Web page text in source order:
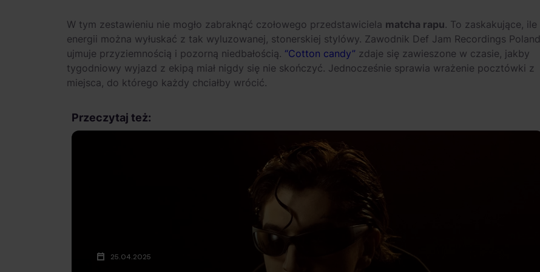
W tym zestawieniu nie mogło zabraknąć czołowego przedstawiciela matcha rapu. To zaskakujące, ile
energii można wyłuskać z tak wyluzowanej, stonerskiej stylówy. Zawodnik Def Jam Recordings Poland
ujmuje przyziemnością i pozorną niedbałością. “Cotton candy” zdaje się zawieszone w czasie, jakby
tygodniowy wyjazd z ekipą miał nigdy się nie skończyć. Jednocześnie sprawia wrażenie pocztówki z
miejsca, do którego każdy chciałby wrócić.
Przeczytaj też:
25.04.2025